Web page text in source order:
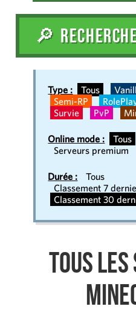
🔎
Type : Tous
Semi-RP
Survie
PvP
Online mode :
Tous
Serveurs premium
Durée :
Tous
Classement 7
Classement 30
Tous